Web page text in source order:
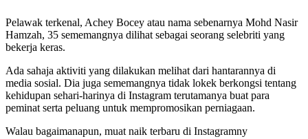
Pelawak terkenal, Achey Bocey atau nama sebenarnya Mohd Nasir
Hamzah, 35 sememangnya dilihat sebagai seorang selebriti yang
bekerja keras.
Ada sahaja aktiviti yang dilakukan melihat dari hantarannya di
media sosial. Dia juga sememangnya tidak lokek berkongsi tentang
kehidupan sehari-harinya di Instagram terutamanya buat para
peminat serta peluang untuk mempromosikan perniagaan.
Walau bagaimanapun, muat naik terbaru di Instagramny